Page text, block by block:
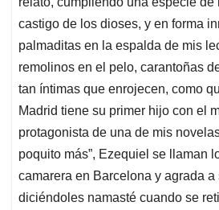
castigo de los dioses, y en forma
palmaditas en la espalda de mis
remolinos en el pelo, carantoñas
tan íntimas que enrojecen, como
Madrid tiene su primer hijo con el
protagonista de una de mis
poquito más”, Ezequiel se llaman
camarera en Barcelona y agrada a
diciéndoles namasté cuando se